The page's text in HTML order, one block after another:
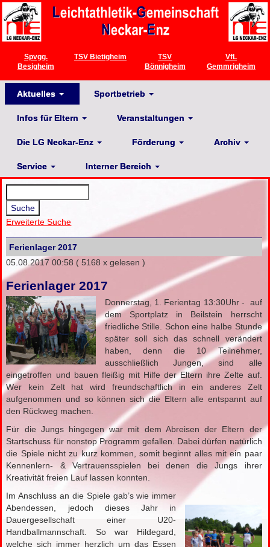
Spvgg.
Besigheim
TSV Bietigheim
TSV
Bönnigheim
VfL
Gemmrigheim
Aktuelles Sportbetrieb
Infos für Eltern Veranstaltungen
Die LG Neckar-Enz Förderung Archiv
Service Interner Bereich
Erweiterte Suche
Ferienlager 2017
05.08.2017 00:58 ( 5168 x gelesen )
Ferienlager 2017
Donnerstag, 1. Ferientag 13:30Uhr - auf
dem Sportplatz in Beilstein herrscht
friedliche Stille. Schon eine halbe Stunde
später soll sich das schnell verändert
haben, denn die 10 Teilnehmer,
ausschließlich Jungen, sind alle
eingetroffen und bauen fleißig mit Hilfe der Eltern ihre Zelte auf.
Wer kein Zelt hat wird freundschaftlich in ein anderes Zelt
aufgenommen und so können sich die Eltern alle entspannt auf
den Rückweg machen.
Für die Jungs hingegen war mit dem Abreisen der Eltern der
Startschuss für nonstop Programm gefallen. Dabei dürfen natürlich
die Spiele nicht zu kurz kommen, somit beginnt alles mit ein paar
Kennenlern- & Vertrauensspielen bei denen die Jungs ihrer
Kreativität freien Lauf lassen konnten.
Im Anschluss an die Spiele gab’s wie immer
Abendessen, jedoch dieses Jahr in
Dauergesellschaft einer U20-
Handballmannschaft. So war Hildegard,
welche sich immer herzlich um das Essen